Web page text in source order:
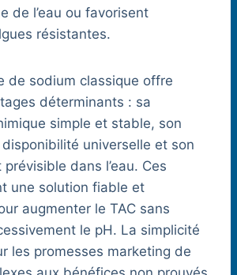
de l’eau ou favorisent
résistantes.
de sodium classique offre
déterminants : sa
simple et stable, son
universelle et son
dans l’eau. Ces
une solution fiable et
augmenter le TAC sans
le pH. La simplicité
les promesses marketing de